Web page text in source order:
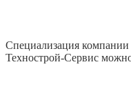
Специализация компании
Технострой-Сервис